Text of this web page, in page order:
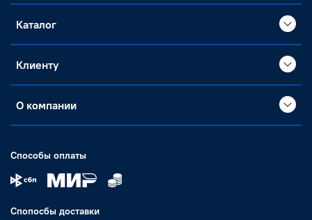
Каталог
Клиенту
О компании
Способы оплаты
Спопосбы доставки